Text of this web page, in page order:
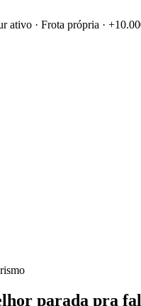
ativo · Frota própria ·
parada pra